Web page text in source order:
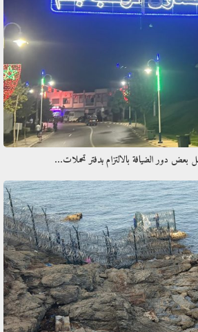
دور الضيافة بالالتزام بدفتر تحملات…